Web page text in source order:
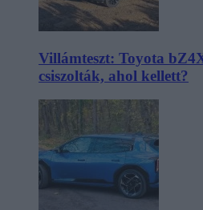
Villámteszt: Toyota
csiszolták, ahol kellett?